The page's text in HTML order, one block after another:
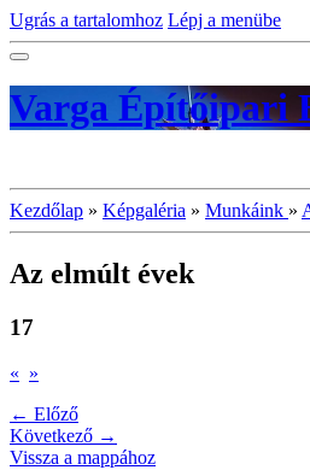
Ugrás a tartalomhoz Lépj a menübe
Varga Építőipari
Kezdőlap » Képgaléria » Munkáink »
Az elmúlt évek
17
« »
← Előző
Következő →
Vissza a mappához